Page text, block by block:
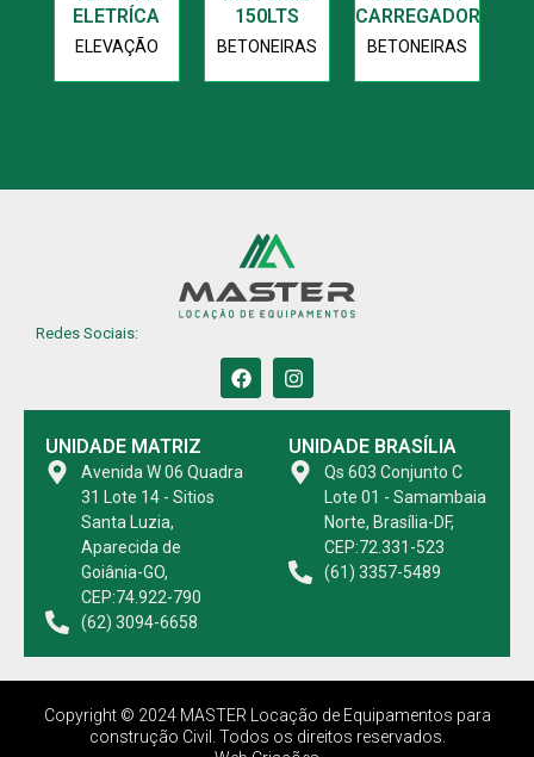
ELETRÍCA
ELEVAÇÃO
150LTS
BETONEIRAS
CARREGADOR
BETONEIRAS
Redes Sociais:
UNIDADE MATRIZ
Avenida W 06 Quadra
31 Lote 14 - Sitios
Santa Luzia,
Aparecida de
Goiânia-GO,
CEP:74.922-790
(62) 3094-6658
UNIDADE BRASÍLIA
Qs 603 Conjunto C
Lote 01 - Samambaia
Norte, Brasília-DF,
CEP:72.331-523
(61) 3357-5489
Copyright © 2024 MASTER Locação de Equipamentos para
construção Civil. Todos os direitos reservados.